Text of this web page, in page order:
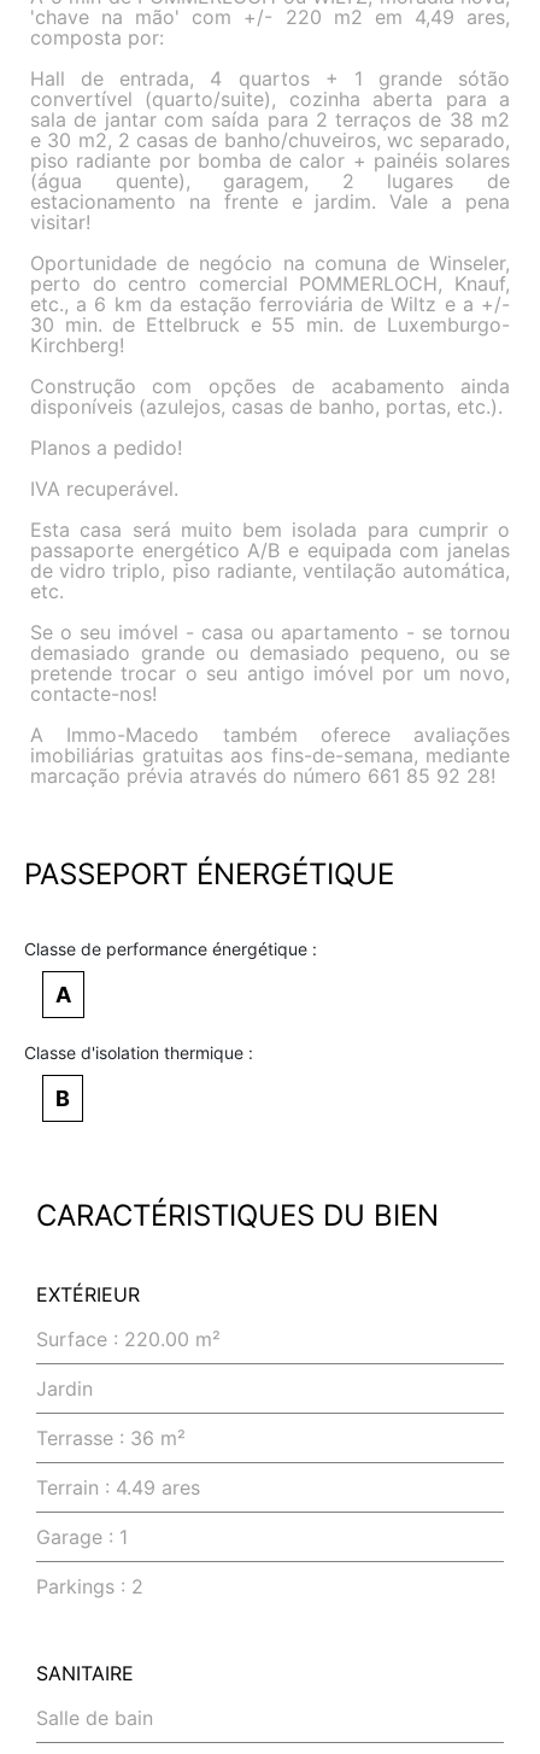
'chave na mão' com +/- 220 m2 em 4,49 ares,
composta por:
Hall de entrada, 4 quartos + 1 grande sótão
convertível (quarto/suite), cozinha aberta para a
sala de jantar com saída para 2 terraços de 38 m2
e 30 m2, 2 casas de banho/chuveiros, wc separado,
piso radiante por bomba de calor + painéis solares
(água quente), garagem, 2 lugares de
estacionamento na frente e jardim. Vale a pena
visitar!
Oportunidade de negócio na comuna de Winseler,
perto do centro comercial POMMERLOCH, Knauf,
etc., a 6 km da estação ferroviária de Wiltz e a +/-
30 min. de Ettelbruck e 55 min. de Luxemburgo-
Kirchberg!
Construção com opções de acabamento ainda
disponíveis (azulejos, casas de banho, portas, etc.).
Planos a pedido!
IVA recuperável.
Esta casa será muito bem isolada para cumprir o
passaporte energético A/B e equipada com janelas
de vidro triplo, piso radiante, ventilação automática,
etc.
Se o seu imóvel - casa ou apartamento - se tornou
demasiado grande ou demasiado pequeno, ou se
pretende trocar o seu antigo imóvel por um novo,
contacte-nos!
A Immo-Macedo também oferece avaliações
imobiliárias gratuitas aos fins-de-semana, mediante
marcação prévia através do número 661 85 92 28!
PASSEPORT ÉNERGÉTIQUE
Classe de performance énergétique :
A
Classe d'isolation thermique :
B
CARACTÉRISTIQUES DU BIEN
EXTÉRIEUR
Surface : 220.00 m²
Jardin
Terrasse : 36 m²
Terrain : 4.49 ares
Garage : 1
Parkings : 2
SANITAIRE
Salle de bain